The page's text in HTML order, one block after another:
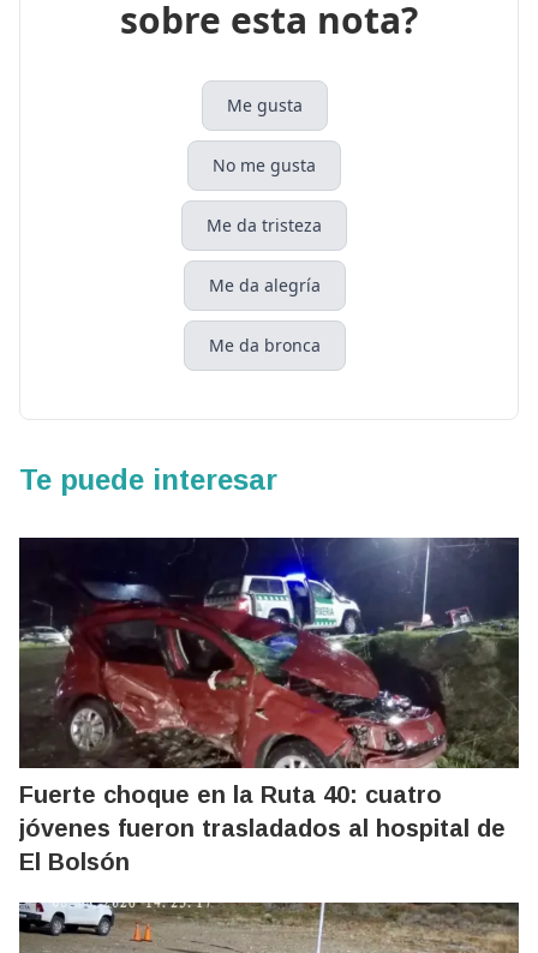
sobre esta nota?
Me gusta
No me gusta
Me da tristeza
Me da alegría
Me da bronca
Te puede interesar
Fuerte choque en la Ruta 40: cuatro
jóvenes fueron trasladados al hospital de
El Bolsón